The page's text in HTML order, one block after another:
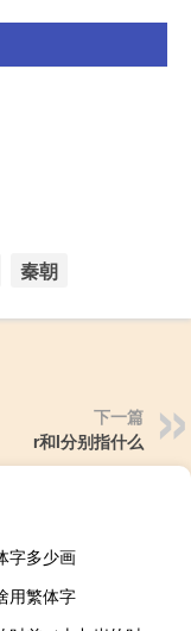
秦朝
下一篇
r和l分别指什么
字多少画
用繁体字